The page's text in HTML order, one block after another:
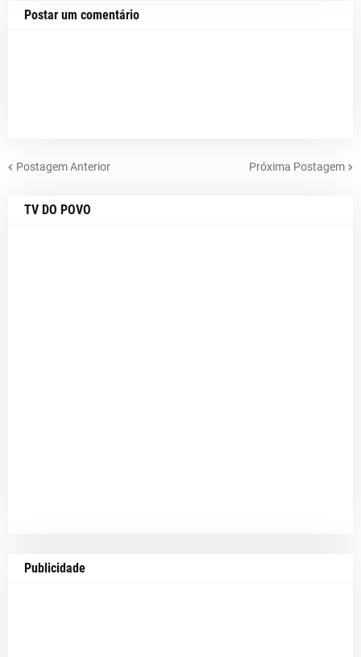
Postar um comentário
Postagem Anterior Próxima Postagem
TV DO POVO
Publicidade